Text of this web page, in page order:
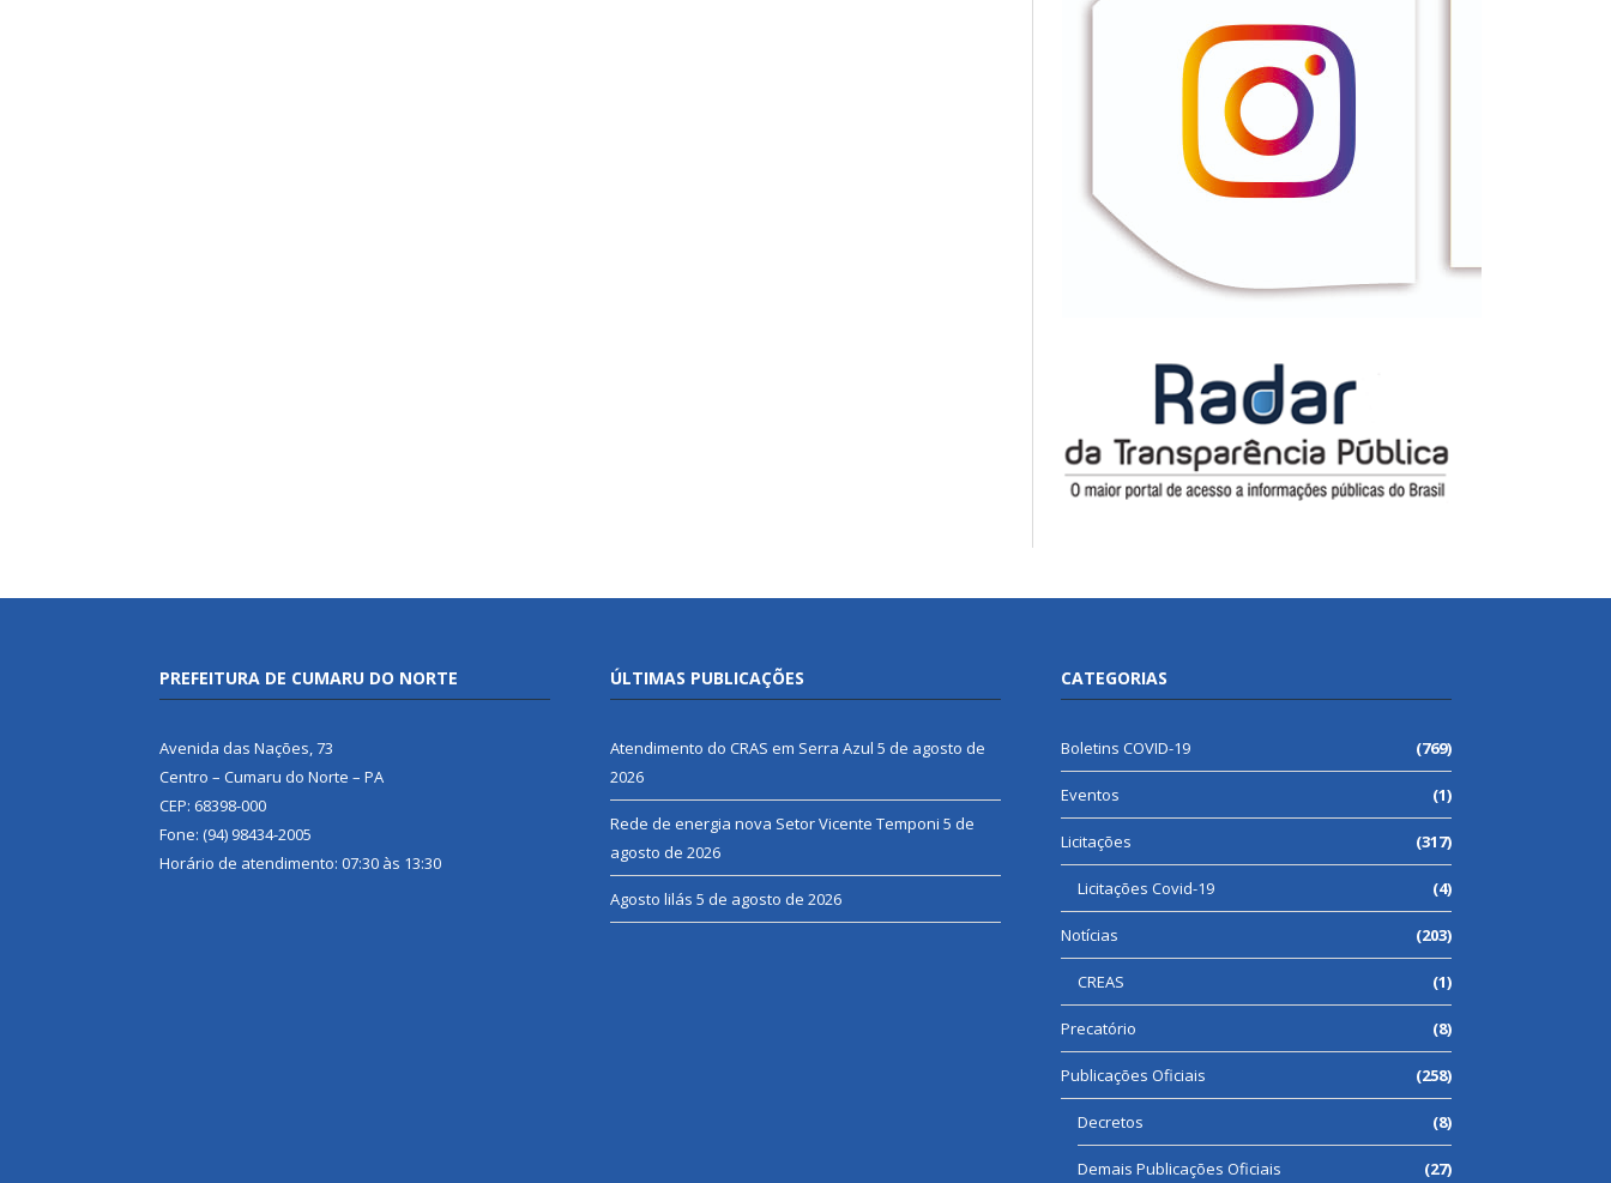
PREFEITURA DE CUMARU DO NORTE
Avenida das Nações, 73
Centro – Cumaru do Norte – PA
CEP: 68398-000
Fone: (94) 98434-2005
Horário de atendimento: 07:30 às 13:30
ÚLTIMAS PUBLICAÇÕES
Atendimento do CRAS em Serra Azul 5 de agosto de
2026
Rede de energia nova Setor Vicente Temponi 5 de
agosto de 2026
Agosto lilás 5 de agosto de 2026
CATEGORIAS
Boletins COVID-19 (769)
Eventos (1)
Licitações (317)
Licitações Covid-19 (4)
Notícias (203)
CREAS (1)
Precatório (8)
Publicações Oficiais (258)
Decretos (8)
Demais Publicações Oficiais (27)